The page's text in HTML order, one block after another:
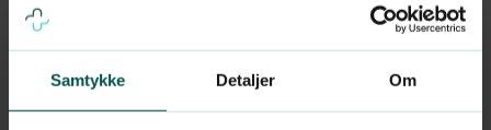
Samtykke Detaljer Om
valgene du tar